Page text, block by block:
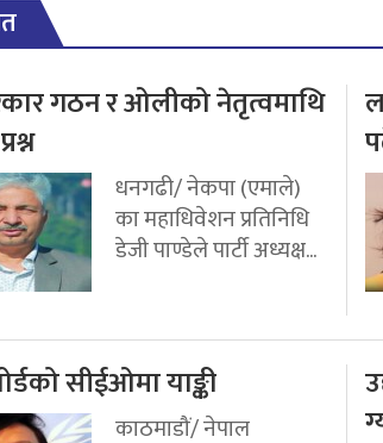
गठन र ओलीको नेतृत्वमाथि
धनगढी/ नेकपा (एमाले)
का महाधिवेशन प्रतिनिधि
डेजी पाण्डेले पार्टी अध्यक्ष...
सीईओमा याङ्की
काठमाडौं/ नेपाल